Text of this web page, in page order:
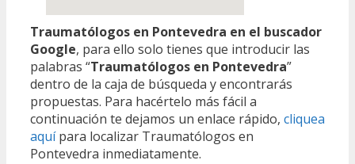
Traumatólogos en Pontevedra en el buscador
Google, para ello solo tienes que introducir las
palabras “Traumatólogos en Pontevedra”
dentro de la caja de búsqueda y encontrarás
propuestas. Para hacértelo más fácil a
continuación te dejamos un enlace rápido, cliquea
aquípara localizar Traumatólogos en
Pontevedra inmediatamente.